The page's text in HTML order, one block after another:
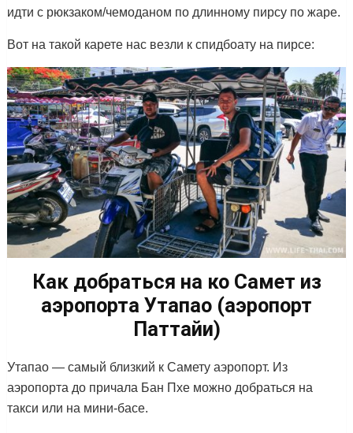
идти с рюкзаком/чемоданом по длинному пирсу по жаре.
Вот на такой карете нас везли к спидбоату на пирсе:
Как добраться на ко Самет из
аэропорта Утапао (аэропорт
Паттайи)
Утапао — самый близкий к Самету аэропорт. Из
аэропорта до причала Бан Пхе можно добраться на
такси или на мини-басе.